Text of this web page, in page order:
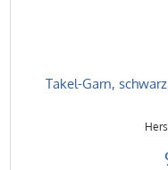
Takel-Garn,